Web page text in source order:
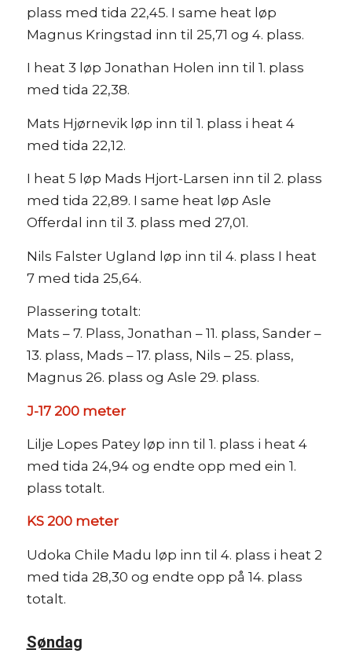
plass med tida 22,45. I same heat løp
Magnus Kringstad inn til 25,71 og 4. plass.
I heat 3 løp Jonathan Holen inn til 1. plass
med tida 22,38.
Mats Hjørnevik løp inn til 1. plass i heat 4
med tida 22,12.
I heat 5 løp Mads Hjort-Larsen inn til 2. plass
med tida 22,89. I same heat løp Asle
Offerdal inn til 3. plass med 27,01.
Nils Falster Ugland løp inn til 4. plass I heat
7 med tida 25,64.
Plassering totalt:
Mats – 7. Plass, Jonathan – 11. plass, Sander –
13. plass, Mads – 17. plass, Nils – 25. plass,
Magnus 26. plass og Asle 29. plass.
J-17 200 meter
Lilje Lopes Patey løp inn til 1. plass i heat 4
med tida 24,94 og endte opp med ein 1.
plass totalt.
KS 200 meter
Udoka Chile Madu løp inn til 4. plass i heat 2
med tida 28,30 og endte opp på 14. plass
totalt.
Søndag